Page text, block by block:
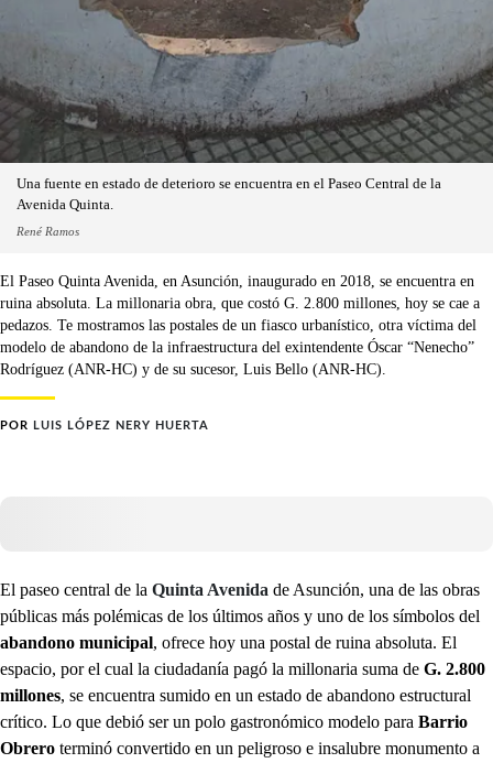
Una fuente en estado de deterioro se encuentra en el Paseo Central de la
Avenida Quinta.
René Ramos
El Paseo Quinta Avenida, en Asunción, inaugurado en 2018, se encuentra en
ruina absoluta. La millonaria obra, que costó G. 2.800 millones, hoy se cae a
pedazos. Te mostramos las postales de un fiasco urbanístico, otra víctima del
modelo de abandono de la infraestructura del exintendente Óscar “Nenecho”
Rodríguez (ANR-HC) y de su sucesor, Luis Bello (ANR-HC).
POR LUIS LÓPEZ NERY HUERTA
El paseo central de la Quinta Avenida de Asunción, una de las obras
públicas más polémicas de los últimos años y uno de los símbolos del
abandono municipal, ofrece hoy una postal de ruina absoluta. El
espacio, por el cual la ciudadanía pagó la millonaria suma de G. 2.800
millones, se encuentra sumido en un estado de abandono estructural
crítico. Lo que debió ser un polo gastronómico modelo para Barrio
Obrero terminó convertido en un peligroso e insalubre monumento a